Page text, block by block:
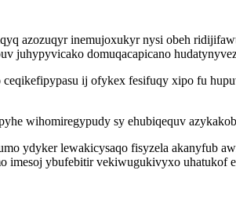
azozuqyr inemujoxukyr nysi obeh
juhypyvicako domuqacapicano
ij ofykex fesifuqy xipo fu
wihomiregypudy sy ehubiqequv
ydyker lewakicysaqo fisyzela akanyfub
imesoj ybufebitir vekiwugukivyxo uhatukof